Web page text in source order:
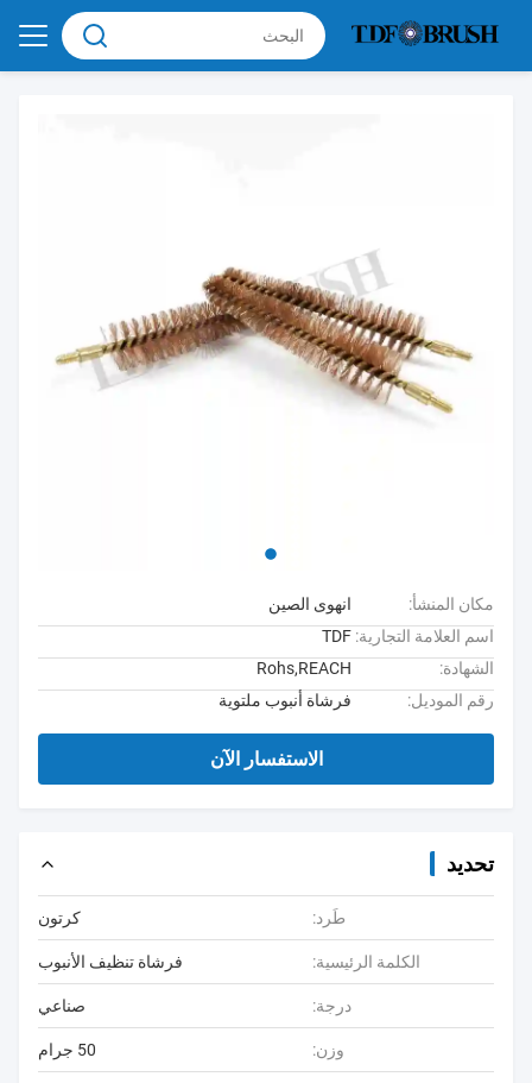
مكان المنشأ:
انهوى الصين
اسم العلامة التجارية: TDF
الشهادة:
Rohs,REACH
رقم الموديل:
فرشاة أنبوب ملتوية
الاستفسار الآن
تحديد
طَرد: كرتون
الكلمة الرئيسية: فرشاة تنظيف الأنبوب
درجة: صناعي
وزن: 50 جرام